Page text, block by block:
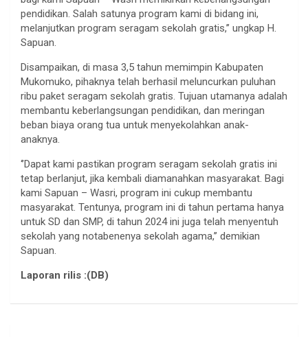
pendidikan. Salah satunya program kami di bidang ini,
melanjutkan program seragam sekolah gratis,’’ ungkap H.
Sapuan.
Disampaikan, di masa 3,5 tahun memimpin Kabupaten
Mukomuko, pihaknya telah berhasil meluncurkan puluhan
ribu paket seragam sekolah gratis. Tujuan utamanya adalah
membantu keberlangsungan pendidikan, dan meringan
beban biaya orang tua untuk menyekolahkan anak-
anaknya.
‘’Dapat kami pastikan program seragam sekolah gratis ini
tetap berlanjut, jika kembali diamanahkan masyarakat. Bagi
kami Sapuan – Wasri, program ini cukup membantu
masyarakat. Tentunya, program ini di tahun pertama hanya
untuk SD dan SMP, di tahun 2024 ini juga telah menyentuh
sekolah yang notabenenya sekolah agama,’’ demikian
Sapuan.
Laporan rilis :(DB)